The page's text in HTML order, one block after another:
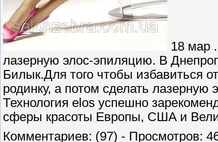
18 мар
лазерную элос-эпиляцию. В
Билык.Для того чтобы избавиться
родинку, а потом сделать
Технология elos успешно
сферы красоты Европы, США и
Комментариев: (97) - Просмотров: